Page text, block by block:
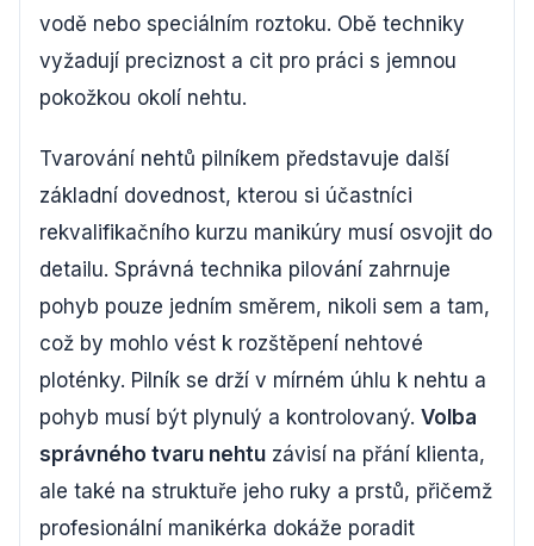
vodě nebo speciálním roztoku. Obě techniky
vyžadují preciznost a cit pro práci s jemnou
pokožkou okolí nehtu.
Tvarování nehtů pilníkem představuje další
základní dovednost, kterou si účastníci
rekvalifikačního kurzu manikúry musí osvojit do
detailu. Správná technika pilování zahrnuje
pohyb pouze jedním směrem, nikoli sem a tam,
což by mohlo vést k rozštěpení nehtové
ploténky. Pilník se drží v mírném úhlu k nehtu a
pohyb musí být plynulý a kontrolovaný. Volba
správného tvaru nehtu závisí na přání klienta,
ale také na struktuře jeho ruky a prstů, přičemž
profesionální manikérka dokáže poradit